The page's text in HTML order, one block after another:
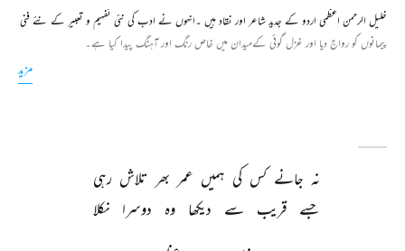
خلیل الرحمن اعظمی اردو کے جدید شاعر اور نقاد ہیں ۔انہوں نے ادب کی نئی تفہیم و تعبیر کے نئے فنی
پیمانوں کو رواج دیا اور غزل گوئی کےمیدان میں خاص رنگ اور آہنگ پیدا کیا ہے۔
مزید
نہ جانے کس کی ہمیں عمر بھر تلاش رہی
جسے قریب سے دیکھا وہ دوسرا نکلا